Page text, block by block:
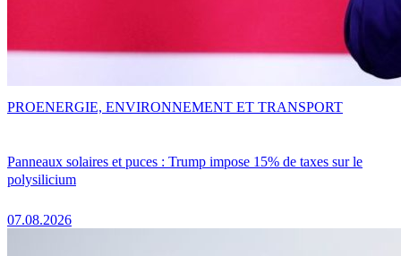
Panneaux solaires et puces : Trump impose 15% de taxes sur le
polysilicium
07.08.2026
PROENERGIE, ENVIRONNEMENT ET TRANSPORT